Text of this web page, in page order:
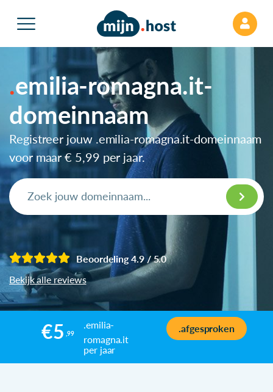
emilia-romagna.it-
domeinnaam
Registreer jouw .emilia-romagna.it-domeinnaam
voor maar€ 5,99 per jaar.
Beoordeling 4.9 / 5.0
Bekijk alle reviews
€5 ,99
.emilia-
romagna.it
per jaar
.afgesproken